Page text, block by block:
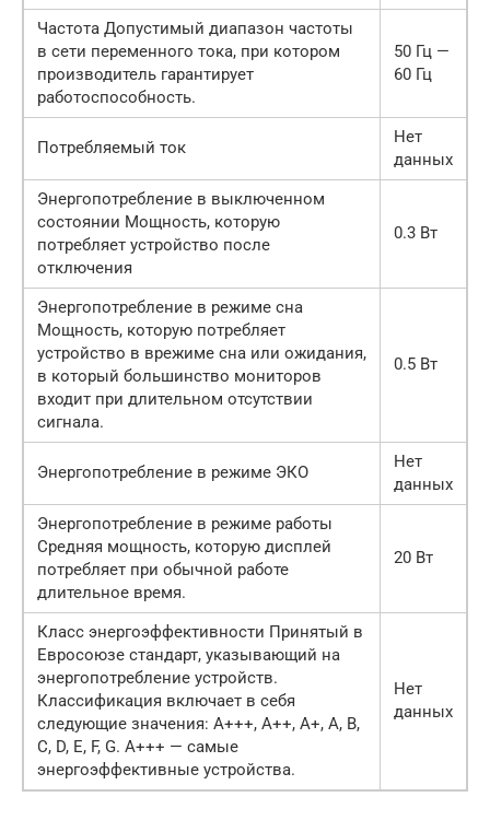
Частота Допустимый диапазон частоты
в сети переменного тока, при котором
производитель гарантирует
работоспособность.
50 Гц —
60 Гц
Потребляемый ток
Нет
данных
Энергопотребление в выключенном
состоянии Мощность, которую
потребляет устройство после
отключения
0.3 Вт
Энергопотребление в режиме сна
Мощность, которую потребляет
устройство в врежиме сна или ожидания,
в который большинство мониторов
входит при длительном отсутствии
сигнала.
0.5 Вт
Энергопотребление в режиме ЭКО
Нет
данных
Энергопотребление в режиме работы
Средняя мощность, которую дисплей
потребляет при обычной работе
длительное время.
20 Вт
Класс энергоэффективности Принятый в
Евросоюзе стандарт, указывающий на
энергопотребление устройств.
Классификация включает в себя
следующие значения: A+++, A++, A+, A, B,
C, D, E, F, G. A+++ — самые
энергоэффективные устройства.
Нет
данных